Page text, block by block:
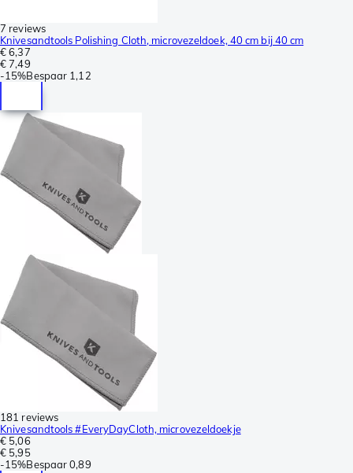
7 reviews
Knivesandtools Polishing Cloth, microvezeldoek, 40 cm bij 40 cm
€ 6,37
€ 7,49
-15%Bespaar 1,12
181 reviews
Knivesandtools #EveryDayCloth, microvezeldoekje
€ 5,06
€ 5,95
-15%Bespaar 0,89